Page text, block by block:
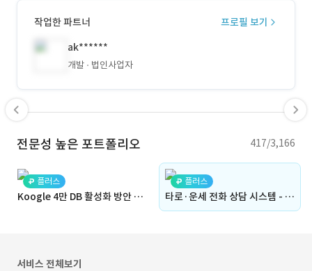
작업한 파트너
프로필 보기
ak******
개발 법인사업자
전문성 높은 포트폴리오 417/3,166
플러스
Koogle 4만 DB 활성화 방안 프로젝트
플러스
타로·운세 전화 상담 시스템 - 060 상담전화 API 연동, 상담시간 충전
서비스 전체보기